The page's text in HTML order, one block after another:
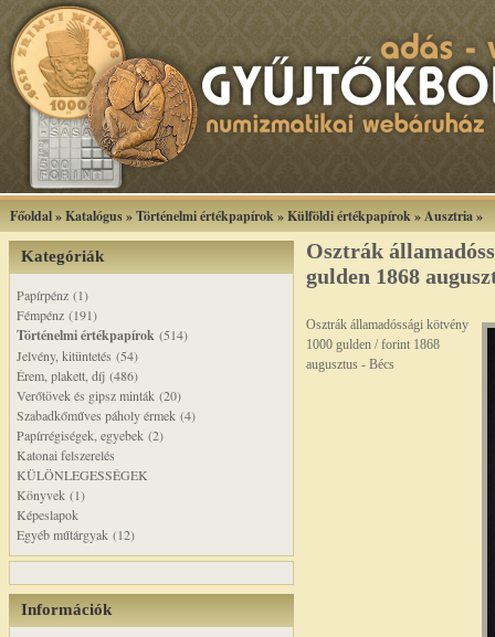
Főoldal»Katalógus»Történelmi értékpapírok»Külföldi értékpapírok»Ausztria»
Kategóriák
Papírpénz (1)
Fémpénz (191)
Történelmi értékpapírok (514)
Jelvény, kitüntetés (54)
Érem, plakett, díj (486)
Verőtövek és gipsz minták (20)
Szabadkőműves páholy érmek (4)
Papírrégiségek, egyebek (2)
Katonai felszerelés
KÜLÖNLEGESSÉGEK
Könyvek (1)
Képeslapok
Egyéb műtárgyak (12)
Információk
Osztrák
gulden 1868
Osztrák államadóssági kötvény
1000 gulden / forint 1868
augusztus - Bécs